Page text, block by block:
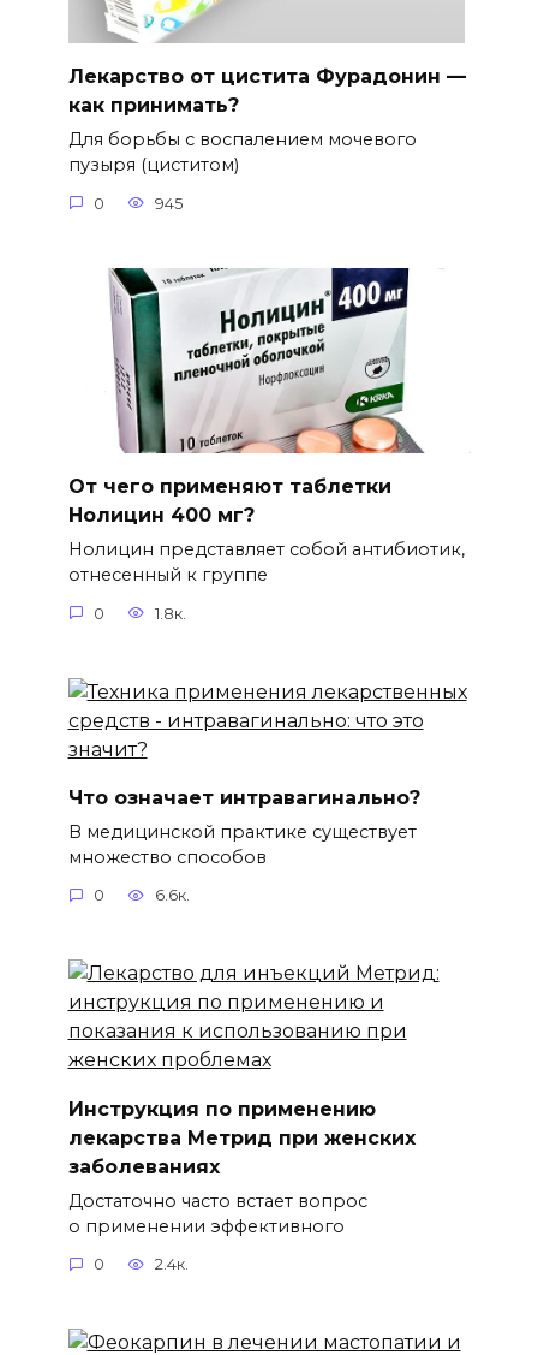
Лекарство от цистита Фурадонин —
как принимать?
Для борьбы с воспалением мочевого
пузыря (циститом)
0 945
От чего применяют таблетки
Нолицин 400 мг?
Нолицин представляет собой антибиотик,
отнесенный к группе
0 1.8к.
Что означает интравагинально?
В медицинской практике существует
множество способов
0 6.6к.
Инструкция по применению
лекарства Метрид при женских
заболеваниях
Достаточно часто встает вопрос
о применении эффективного
0 2.4к.